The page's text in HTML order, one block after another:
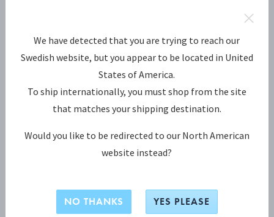
OFFSPRING Sautoir-halsband
We have detected that you are trying to reach our
Swedish website, but you appear to be located in United
States of America.
To ship internationally, you must shop from the site
that matches your shipping destination.
Would you like to be redirected to our North American
website instead?
NO THANKS YES PLEASE